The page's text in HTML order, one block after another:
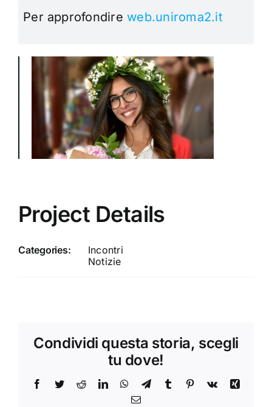
Per approfondireweb.uniroma2.it
Project Details
Categories:
Incontri
Notizie
Condividi questa storia, scegli
tu dove!
Facebook
TwitterRedditLinkedInWhatsApp
TelegramTumblr Pinterest
Vk
Xing
Email